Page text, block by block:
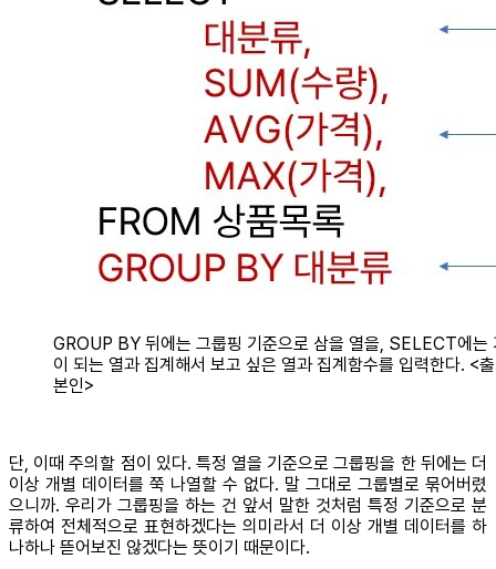
GROUP BY 뒤에는 그룹핑 기준으로 삼을 열을, SELECT에는
이 되는 열과 집계해서 보고 싶은 열과 집계함수를 입력한다. <
본인>
단, 이때 주의할 점이 있다. 특정 열을 기준으로 그룹핑을 한 뒤에는 더
이상 개별 데이터를 쭉 나열할 수 없다. 말 그대로 그룹별로 묶어버렸
으니까. 우리가 그룹핑을 하는 건 앞서 말한 것처럼 특정 기준으로 분
류하여 전체적으로 표현하겠다는 의미라서 더 이상 개별 데이터를 하
나하나 뜯어보진 않겠다는 뜻이기 때문이다.